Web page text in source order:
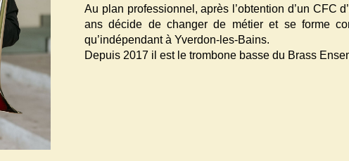
Au plan professionnel, après l’obtention d’un CFC
ans décide de changer de métier et se forme
qu’indépendant à Yverdon-les-Bains.
Depuis 2017 il est le trombone basse du Brass